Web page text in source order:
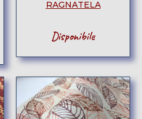
RAGNATELA
Disponibile